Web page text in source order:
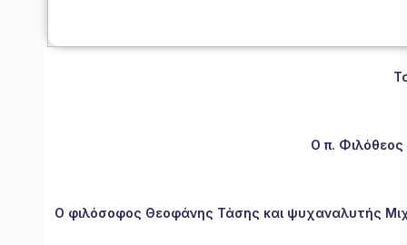
Ο π.
Ο φιλόσοφος Θεοφάνης Τάσης και ψυχαναλυτής